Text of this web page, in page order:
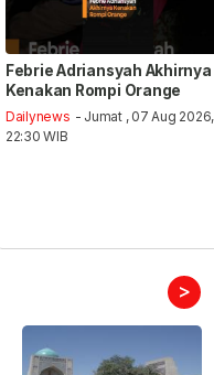
Febrie Adriansyah Akhirnya
Kenakan Rompi Orange
Dailynews - Jumat , 07 Aug 2026,
22:30 WIB
>